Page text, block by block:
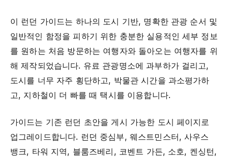
이 런던 가이드는 하나의 도시 기반, 명확한 관광 순서 및
일반적인 함정을 피하기 위한 충분한 실용적인 세부 정보
를 원하는 처음 방문하는 여행자와 돌아오는 여행자를 위
해 제작되었습니다. 유료 관광명소에 과부하가 걸리고,
도시를 너무 자주 횡단하고, 박물관 시간을 과소평가하
고, 지하철이 더 빠를 때 택시를 이용합니다.
가이드는 기존 런던 초안을 게시 가능한 도시 페이지로
업그레이드합니다. 런던 중심부, 웨스트민스터, 사우스
뱅크, 타워 지역, 블룸즈베리, 코벤트 가든, 소호, 켄싱턴,